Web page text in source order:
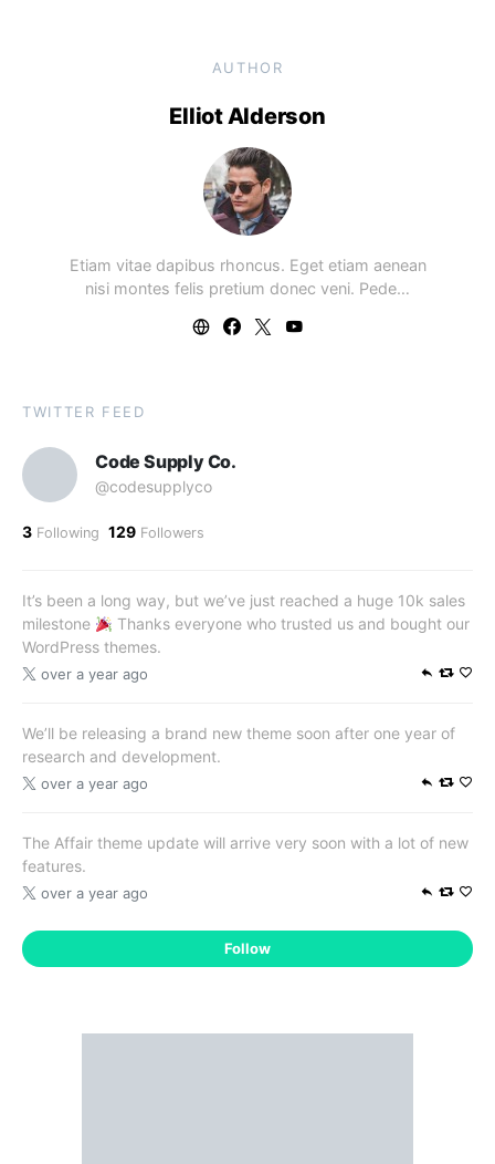
AUTHOR
Elliot Alderson
Etiam vitae dapibus rhoncus. Eget etiam aenean
nisi montes felis pretium donec veni. Pede…
TWITTER FEED
Code Supply Co.
@codesupplyco
3 Following 129 Followers
It’s been a long way, but we’ve just reached a huge 10k sales
milestone
Thanks everyone who trusted us and bought our
WordPress themes.
over a year ago
We’ll be releasing a brand new theme soon after one year of
research and development.
over a year ago
The Affair theme update will arrive very soon with a lot of new
features.
over a year ago
Follow